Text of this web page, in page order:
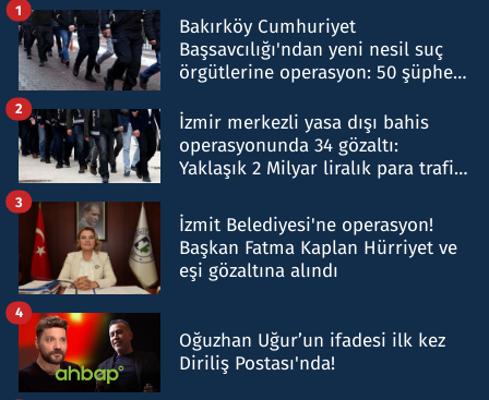
Bakırköy Cumhuriyet
Başsavcılığı'ndan yeni nesil suç
örgütlerine operasyon: 50 şüpheli
1
İzmir merkezli yasa dışı bahis
operasyonunda 34 gözaltı:
Yaklaşık 2 Milyar liralık para trafiği
2
İzmit Belediyesi'ne operasyon!
Başkan Fatma Kaplan Hürriyet ve
eşi gözaltına alındı
3
Oğuzhan Uğur’un ifadesi ilk kez
Diriliş Postası'nda!
4